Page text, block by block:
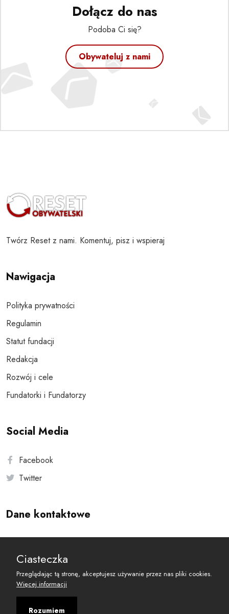
Dołącz do nas
Podoba Ci się?
Obywateluj z nami
Twórz Reset z nami. Komentuj, pisz i wspieraj
Nawigacja
Polityka prywatności
Regulamin
Statut fundacji
Redakcja
Rozwój i cele
Fundatorki i Fundatorzy
Social Media
Facebook
Twitter
Dane kontaktowe
reset@resetobywatelski.pl
Ciasteczka
Przeglądając tą stronę, akceptujesz używanie przez nas pliki cookies.
Więcej informacji
Rozumiem